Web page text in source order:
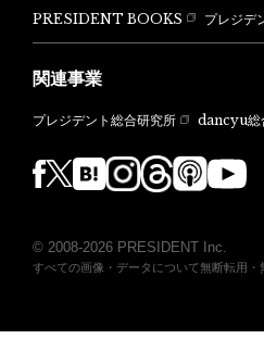
PRESIDENT BOOKS
プレジ
関連事業
プレジデント総合研究所 dancyu総
© 2008-2026 PRESIDENT Inc.
すべての画像・データについて無断転用・